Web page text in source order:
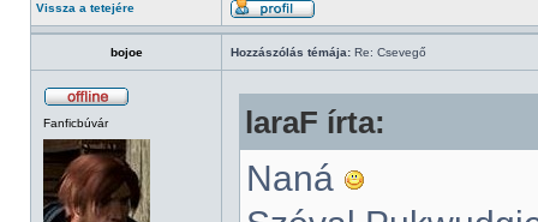
Vissza a tetejére
bojoe Hozzászólás témája: Re: Csevegő
Fanficbúvár laraF írta:
Naná